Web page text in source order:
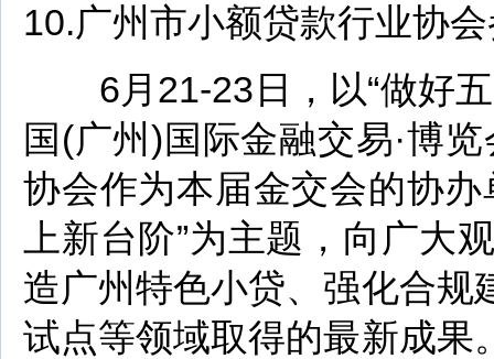
10.广州市小额贷款行业协
6月21-23日，以“做好五
国(广州)国际金融交易·博
协会作为本届金交会的协
上新台阶”为主题，向广大
造广州特色小贷、强化合规
试点等领域取得的最新成果